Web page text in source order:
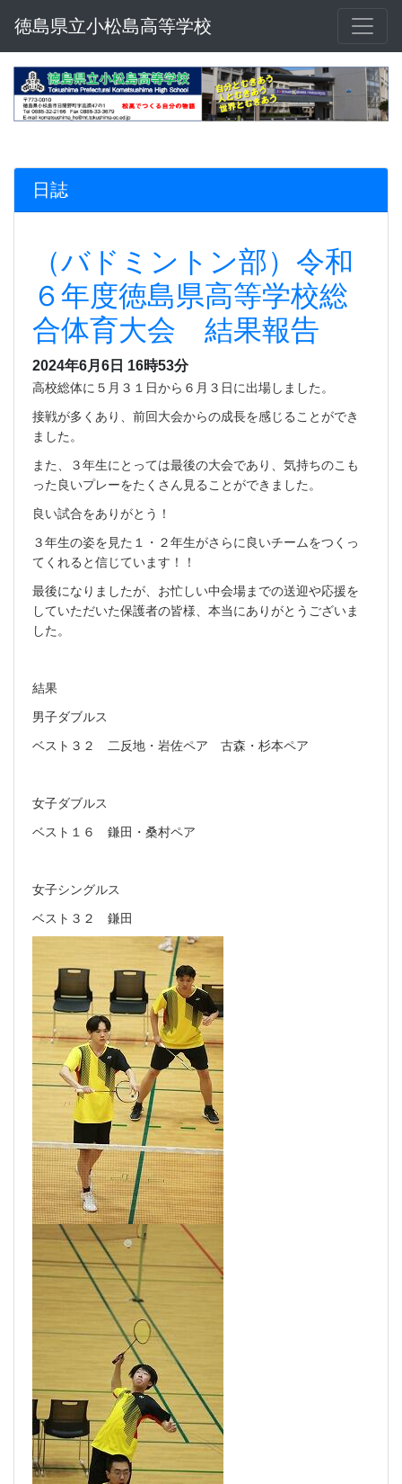
徳島県立小松島高等学校
日誌
（バドミントン部）令和
６年度徳島県高等学校総
合体育大会 結果報告
2024年6月6日 16時53分
高校総体に５月３１日から６月３日に出場しました。
接戦が多くあり、前回大会からの成長を感じることができ
ました。
また、３年生にとっては最後の大会であり、気持ちのこも
った良いプレーをたくさん見ることができました。
良い試合をありがとう！
３年生の姿を見た１・２年生がさらに良いチームをつくっ
てくれると信じています！！
最後になりましたが、お忙しい中会場までの送迎や応援を
していただいた保護者の皆様、本当にありがとうございま
した。
結果
男子ダブルス
ベスト３２ 二反地・岩佐ペア 古森・杉本ペア
女子ダブルス
ベスト１６ 鎌田・桑村ペア
女子シングルス
ベスト３２ 鎌田